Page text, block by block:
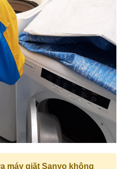
máy giặt Sanyo không